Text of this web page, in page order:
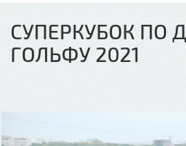
СУПЕРКУБОК ПО
ГОЛЬФУ 2021